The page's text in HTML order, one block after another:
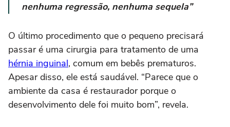
nenhuma regressão, nenhuma sequela”
O último procedimento que o pequeno precisará
passar é uma cirurgia para tratamento de uma
hérnia inguinal, comum em bebês prematuros.
Apesar disso, ele está saudável. “Parece que o
ambiente da casa é restaurador porque o
desenvolvimento dele foi muito bom”, revela.